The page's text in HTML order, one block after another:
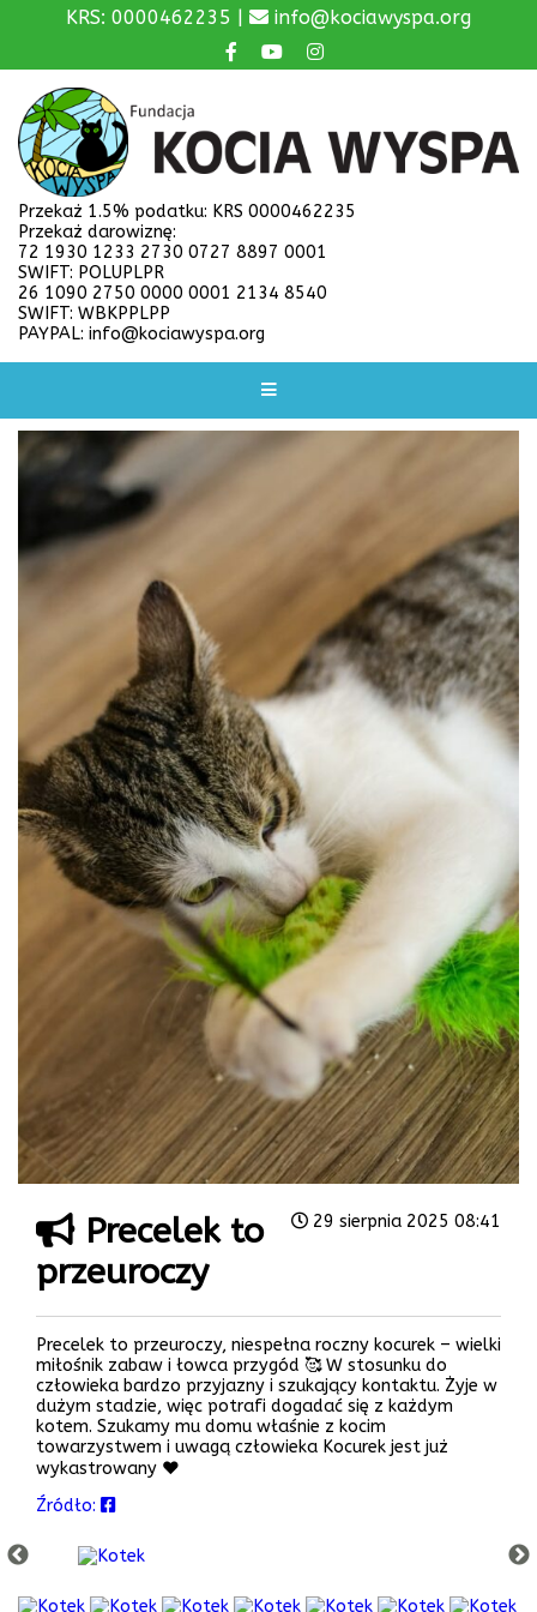
KRS: 0000462235 | info@kociawyspa.org
Przekaż 1.5% podatku: KRS 0000462235
Przekaż darowiznę:
72 1930 1233 2730 0727 8897 0001
SWIFT: POLUPLPR
26 1090 2750 0000 0001 2134 8540
SWIFT: WBKPPLPP
PAYPAL: info@kociawyspa.org
29 sierpnia 2025 08:41
Precelek to
przeuroczy
Precelek to przeuroczy, niespełna roczny kocurek – wielki
miłośnik zabaw i łowca przygód 🥰 W stosunku do
człowieka bardzo przyjazny i szukający kontaktu. Żyje w
dużym stadzie, więc potrafi dogadać się z każdym
kotem. Szukamy mu domu właśnie z kocim
towarzystwem i uwagą człowieka Kocurek jest już
wykastrowany ❤️
Źródło: